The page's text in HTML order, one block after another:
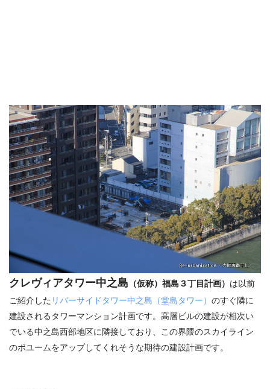
クレヴィアタワー中之島 （仮称）福島３丁目計画） は以前
ご紹介した リバーサイドタワー中之島（堂島タワー） のすぐ隣に
建設されるタワーマンション計画です。高層ビルの建設が相次い
でいる中之島西部地区に隣接しており、この界隈のスカイライン
のボユームをアップしてくれそうな期待の建設計画です。